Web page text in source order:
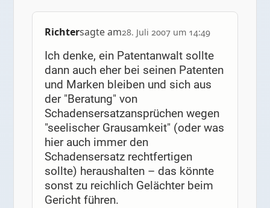
Richtersagte am28. Juli 2007 um 14:49
Ich denke, ein Patentanwalt sollte
dann auch eher bei seinen Patenten
und Marken bleiben und sich aus
der "Beratung" von
Schadensersatzansprüchen wegen
"seelischer Grausamkeit" (oder was
hier auch immer den
Schadensersatz rechtfertigen
sollte) heraushalten – das könnte
sonst zu reichlich Gelächter beim
Gericht führen.